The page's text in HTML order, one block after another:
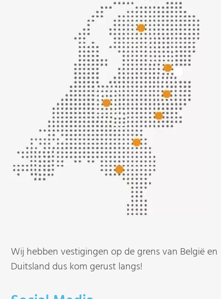
Wij hebben vestigingen op de grens van België en
Duitsland dus kom gerust langs!